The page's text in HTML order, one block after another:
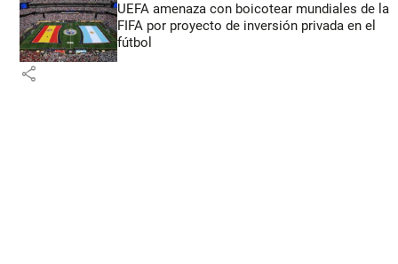
UEFA amenaza con boicotear mundiales de la
FIFA por proyecto de inversión privada en el
fútbol
share